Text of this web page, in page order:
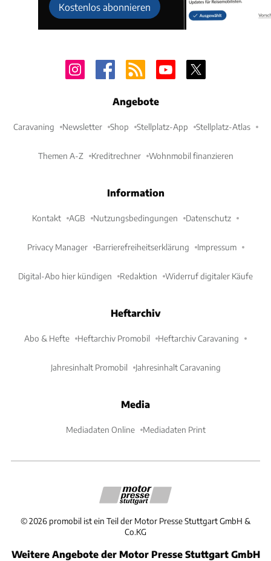
Kostenlos abonnieren
Angebote
Caravaning Newsletter Shop Stellplatz-App Stellplatz-Atlas
Themen A-Z Kreditrechner Wohnmobil finanzieren
Information
Kontakt AGB Nutzungsbedingungen Datenschutz
Privacy Manager Barrierefreiheitserklärung Impressum
Digital-Abo hier kündigen Redaktion Widerruf digitaler Käufe
Heftarchiv
Abo & Hefte Heftarchiv Promobil Heftarchiv Caravaning
Jahresinhalt Promobil Jahresinhalt Caravaning
Media
Mediadaten Online Mediadaten Print
©2026 promobil ist ein Teil der Motor Presse Stuttgart GmbH &
Co.KG
Weitere Angebote der Motor Presse Stuttgart GmbH